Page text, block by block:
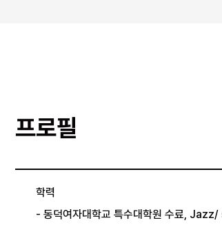
프로필
학력
- 동덕여자대학교 특수대학원 수료,